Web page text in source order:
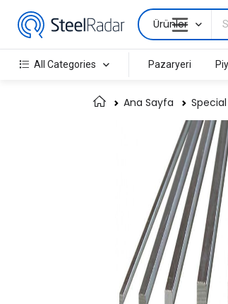
Ürünler
All Categories Pazaryeri
Ana Sayfa